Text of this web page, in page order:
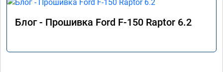
Блог - Прошивка Ford F-150 Raptor 6.2